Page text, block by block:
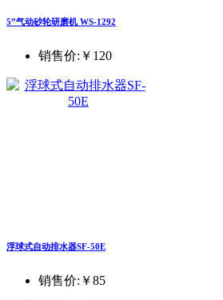
5”气动砂轮研磨机 WS-1292
销售价: ￥120
浮球式自动排水器SF-50E
销售价: ￥85